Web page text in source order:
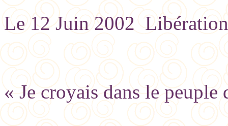
Le 12 Juin 2002 Libération
« Je croyais dans le peuple